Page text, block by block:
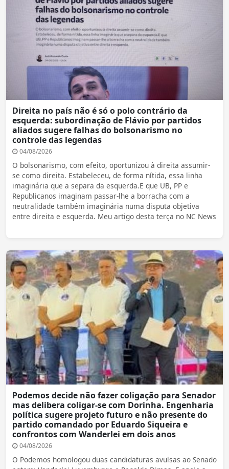
Direita no país não é só o polo contrário da
esquerda: subordinação de Flávio por partidos
aliados sugere falhas do bolsonarismo no
controle das legendas
04/08/2026
O bolsonarismo, com efeito, oportunizou à direita assumir-
se como direita. Estabeleceu, de forma nítida, essa linha
imaginária que a separa da esquerda.E que UB, PP e
Republicanos imaginam passar-lhe a borracha com a
neutralidade também imaginária numa disputa objetiva
entre direita e esquerda. Meu artigo desta terça no NC News
Podemos decide não fazer coligação para Senador
mas delibera coligar-se com Dorinha. Engenharia
política sugere projeto futuro e não presente do
partido comandado por Eduardo Siqueira e
confrontos com Wanderlei em dois anos
04/08/2026
O Podemos homologou duas candidaturas avulsas ao Senado